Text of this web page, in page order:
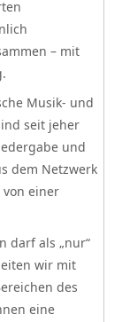
– mit
Musik- und
seit jeher
und
dem Netzwerk
einer
darf als „nur“
wir mit
des
eine